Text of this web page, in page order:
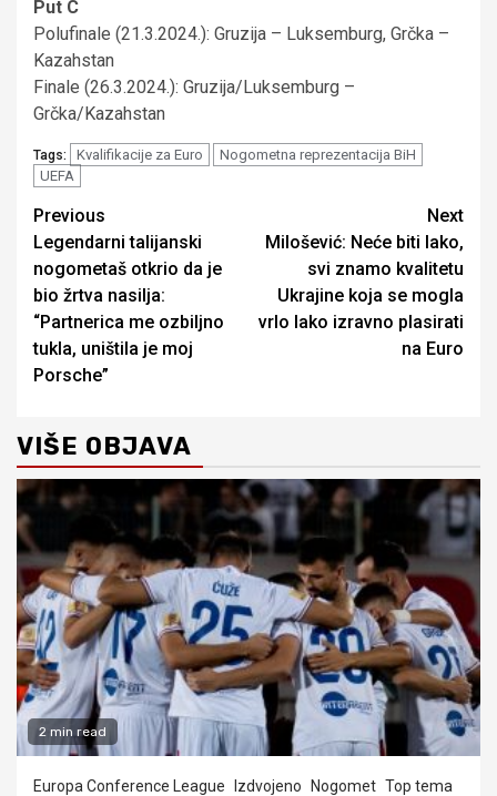
Put C
Polufinale (21.3.2024.): Gruzija – Luksemburg, Grčka –
Kazahstan
Finale (26.3.2024.): Gruzija/Luksemburg –
Grčka/Kazahstan
Tags: Kvalifikacije za Euro
Nogometna reprezentacija BiH
UEFA
Continue
Reading
Previous
Legendarni talijanski
nogometaš otkrio da je
bio žrtva nasilja:
“Partnerica me ozbiljno
tukla, uništila je moj
Porsche”
Next
Milošević: Neće biti lako,
svi znamo kvalitetu
Ukrajine koja se mogla
vrlo lako izravno plasirati
na Euro
VIŠE OBJAVA
2 min read
Europa Conference League Izdvojeno Nogomet Top tema